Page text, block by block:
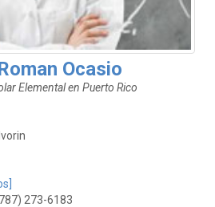
Ocasio
Elemental en Puerto Rico
273-6183